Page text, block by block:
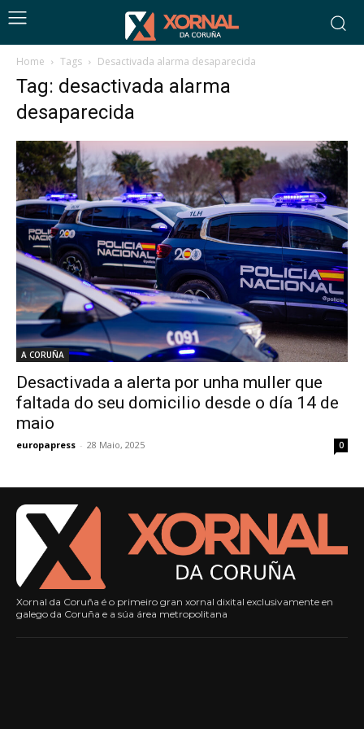
Home Tags Desactivada alarma desaparecida
Tag: desactivada alarma
desaparecida
A CORUÑA
Desactivada a alerta por unha muller que
faltada do seu domicilio desde o día 14 de
maio
europapress - 28 Maio, 2025 0
Xornal da Coruña é o primeiro gran xornal dixital exclusivamente en
galego da Coruña e a súa área metropolitana